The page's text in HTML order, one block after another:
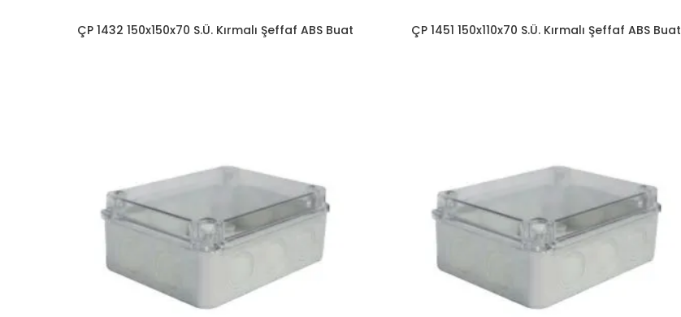
ÇP 1432 150x150x70 S.Ü. Kırmalı Şeffaf ABS Buat ÇP 1451 150x110x70 S.Ü. Kırmalı Şeffaf ABS Buat